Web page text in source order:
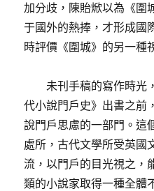
加分歧，陳貽焮以為《圍
于國外的熱捧，才形成國
時評價《圍城》的另一種
未刊手稿的寫作時光
代小說門戶史》出書之前
說門戶思慮的一部門。這
處所，古代文學所受英國
流，以門戶的目光視之，
類的小說家取得一種全體